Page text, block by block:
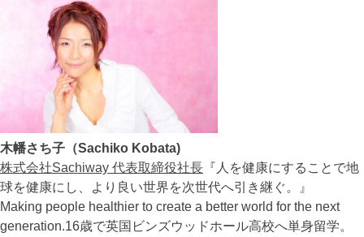
木幡さち子（Sachiko Kobata)
株式会社Sachiway 代表取締役社長 『人を健康にすることで地
球を健康にし、より良い世界を次世代へ引き継ぐ。』
Making people healthier to create a better world for the next
generation.16歳で英国ビンズウッドホール高校へ単身留学。